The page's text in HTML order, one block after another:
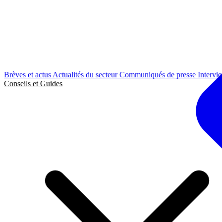
Brèves et actus Actualités du secteurCommuniqués de presse
Conseils et Guides